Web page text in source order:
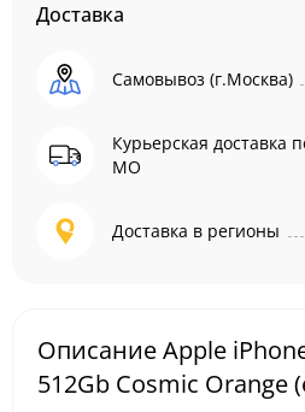
Доставка
Самовывоз (г.Москва)
Курьерская доставка
МО
Доставка в регионы
Описание Apple
512Gb Cosmic Orange